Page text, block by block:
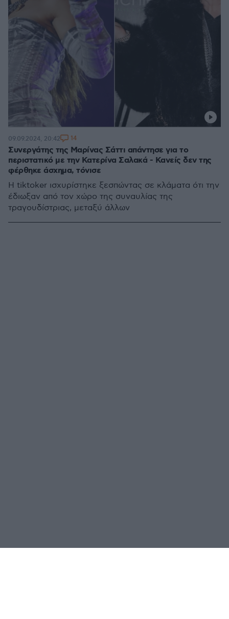
Συνεργάτης της Μαρίνας Σάττι απάντησε για το
περιστατικό με την Κατερίνα Σαλακά - Κανείς δεν της
φέρθηκε άσχημα, τόνισε
Η tiktoker ισχυρίστηκε ξεσπώντας σε κλάματα ότι την
έδιωξαν από τον χώρο της συναυλίας της
τραγουδίστριας, μεταξύ άλλων
09.09.2024, 20:42 14